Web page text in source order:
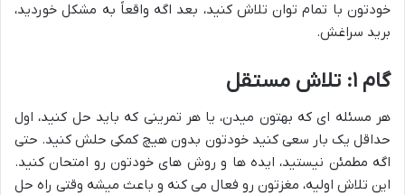
خودتون با تمام توان تلاش کنید، بعد اگه واقعاً به مشکل خوردید،
برید سراغش.
گام ۱: تلاش مستقل
هر مسئله ای که بهتون میدن، یا هر تمرینی که باید حل کنید، اول
حداقل یک بار سعی کنید خودتون بدون هیچ کمکی حلش کنید. حتی
اگه مطمئن نیستید، ایده ها و روش های خودتون رو امتحان کنید.
این تلاش اولیه، مغزتون رو فعال می کنه و باعث میشه وقتی راه حل